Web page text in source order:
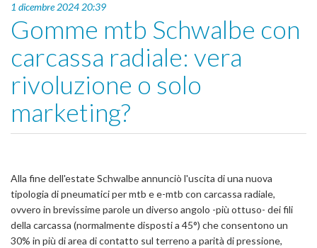
1 dicembre 2024 20:39
Gomme mtb Schwalbe con
carcassa radiale: vera
rivoluzione o solo
marketing?
Alla fine dell'estate Schwalbe annunciò l'uscita di una nuova
tipologia di pneumatici per mtb e e-mtb con carcassa radiale,
ovvero in brevissime parole un diverso angolo -più ottuso- dei fili
della carcassa (normalmente disposti a 45°) che consentono un
30% in più di area di contatto sul terreno a parità di pressione,